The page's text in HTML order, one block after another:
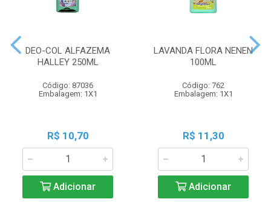
DEO-COL ALFAZEMA
HALLEY 250ML
Código: 87036
Embalagem: 1X1
R$ 10,70
Adicionar
LAVANDA FLORA NENEN
100ML
Código: 762
Embalagem: 1X1
R$ 11,30
Adicionar